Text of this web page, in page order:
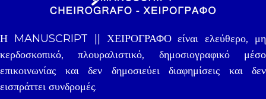
Η MANUSCRIPT || ΧΕΙΡΟΓΡΑΦΟ είναι ελεύθερο, μη
κερδοσκοπικό, πλουραλιστικό, δημοσιογραφικό μέσο
επικοινωνίας και δεν δημοσιεύει διαφημίσεις και δεν
εισπράττει συνδρομές.